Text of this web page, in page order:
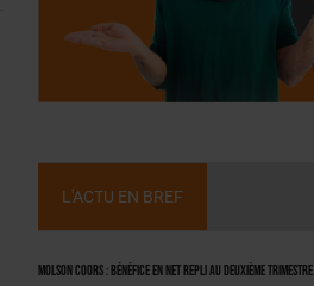
L'ACTU EN BREF
Molson Coors : bénéfice en net repli au deuxième trimestre